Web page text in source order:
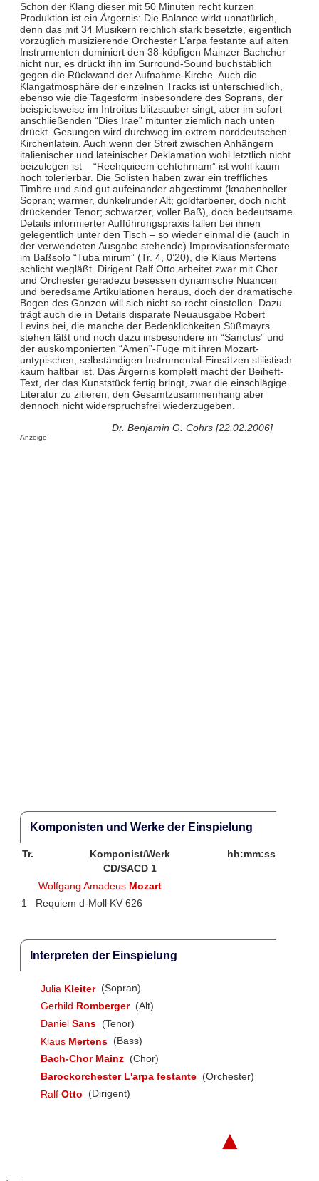
Schon der Klang dieser mit 50 Minuten recht kurzen
Produktion ist ein Ärgernis: Die Balance wirkt unnatürlich,
denn das mit 34 Musikern reichlich stark besetzte, eigentlich
vorzüglich musizierende Orchester L’arpa festante auf alten
Instrumenten dominiert den 38-köpfigen Mainzer Bachchor
nicht nur, es drückt ihn im Surround-Sound buchstäblich
gegen die Rückwand der Aufnahme-Kirche. Auch die
Klangatmosphäre der einzelnen Tracks ist unterschiedlich,
ebenso wie die Tagesform insbesondere des Soprans, der
beispielsweise im Introitus blitzsauber singt, aber im sofort
anschließenden “Dies Irae” mitunter ziemlich nach unten
drückt. Gesungen wird durchweg im extrem norddeutschen
Kirchenlatein. Auch wenn der Streit zwischen Anhängern
italienischer und lateinischer Deklamation wohl letztlich nicht
beizulegen ist – “Reehquieem eehtehrnam” ist wohl kaum
noch tolerierbar. Die Solisten haben zwar ein treffliches
Timbre und sind gut aufeinander abgestimmt (knabenheller
Sopran; warmer, dunkelrunder Alt; goldfarbener, doch nicht
drückender Tenor; schwarzer, voller Baß), doch bedeutsame
Details informierter Aufführungspraxis fallen bei ihnen
gelegentlich unter den Tisch – so wieder einmal die (auch in
der verwendeten Ausgabe stehende) Improvisationsfermate
im Baßsolo “Tuba mirum” (Tr. 4, 0’20), die Klaus Mertens
schlicht wegläßt. Dirigent Ralf Otto arbeitet zwar mit Chor
und Orchester geradezu besessen dynamische Nuancen
und beredsame Artikulationen heraus, doch der dramatische
Bogen des Ganzen will sich nicht so recht einstellen. Dazu
trägt auch die in Details disparate Neuausgabe Robert
Levins bei, die manche der Bedenklichkeiten Süßmayrs
stehen läßt und noch dazu insbesondere im “Sanctus” und
der auskomponierten “Amen”-Fuge mit ihren Mozart-
untypischen, selbständigen Instrumental-Einsätzen stilistisch
kaum haltbar ist. Das Ärgernis komplett macht der Beiheft-
Text, der das Kunststück fertig bringt, zwar die einschlägige
Literatur zu zitieren, den Gesamtzusammenhang aber
dennoch nicht widerspruchsfrei wiederzugeben.
Dr. Benjamin G. Cohrs [22.02.2006]
Anzeige
Komponisten und Werke der Einspielung
Tr. Komponist/Werk
hh:mm:ss
CD/SACD 1
Wolfgang Amadeus Mozart
1
Requiem d-Moll KV 626
Interpreten der Einspielung
Julia Kleiter (Sopran)
Gerhild Romberger (Alt)
Daniel Sans (Tenor)
Klaus Mertens (Bass)
Bach-Chor Mainz (Chor)
Barockorchester L'arpa festante (Orchester)
Ralf Otto (Dirigent)
▲